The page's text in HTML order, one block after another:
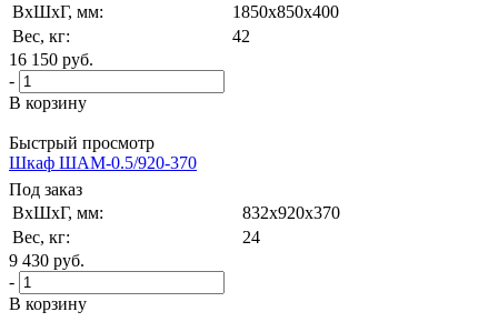
ВxШxГ, мм:
1850x850x400
Вес, кг:
42
16 150 руб.
-
В корзину
Быстрый просмотр
Шкаф ШАМ-0.5/920-370
Под заказ
ВxШxГ, мм:
832x920x370
Вес, кг:
24
9 430 руб.
-
В корзину